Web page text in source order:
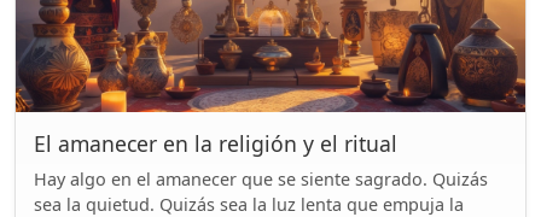
El amanecer en la religión y el ritual
Hay algo en el amanecer que se siente sagrado. Quizás
sea la quietud. Quizás sea la luz lenta que empuja la